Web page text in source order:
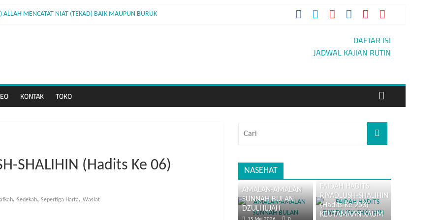
MENCATAT NIAT (TEKAD) BAIK MAUPUN BURUK
DAFTAR ISI
JADWAL KAJIAN RUTIN
KONTAK TOKO
SHALIHIN (Hadits Ke 06)
, Sedekah, Sepertiga Harta, Wasiat
NASEHAT
AMALAN-AMALAN
SUNNAH BULAN
DZULHIJJAH
FAIDAH HADITS
RIYADLUSH-SHALIHIN
(Hadits Ke 253)
KEUTAMAAN KAUM